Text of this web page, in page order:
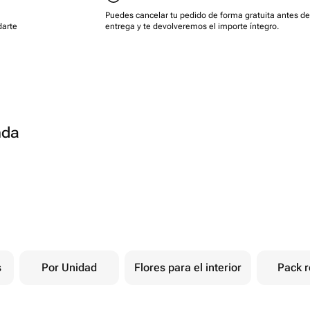
Puedes cancelar tu pedido de forma gratuita antes
entrega y te devolveremos el importe íntegro.
Por Unidad Flores para el interior Pack